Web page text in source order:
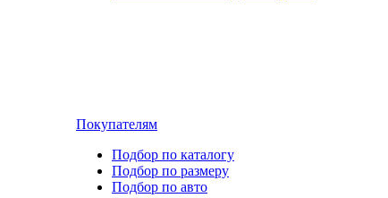
Покупателям
Подбор по каталогу
Подбор по размеру
Подбор по авто